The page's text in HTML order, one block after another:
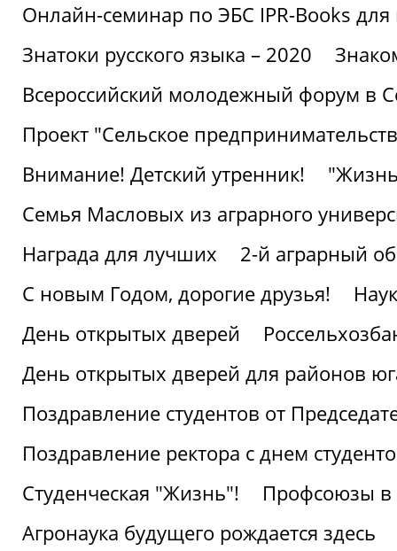
Онлайн-семинар по ЭБС IPR-Books для
Знатоки русского языка – 2020
Всероссийский молодежный форум в
Проект "Сельское
Внимание! Детский утренник!
Семья Масловых из аграрного
Награда для лучших
2-й аграрный
С новым Годом, дорогие друзья!
День открытых дверей
День открытых дверей для районов
Поздравление студентов от
Поздравление ректора с днем
Студенческая "Жизнь"!
Профсоюзы в
Агронаука будущего рождается здесь